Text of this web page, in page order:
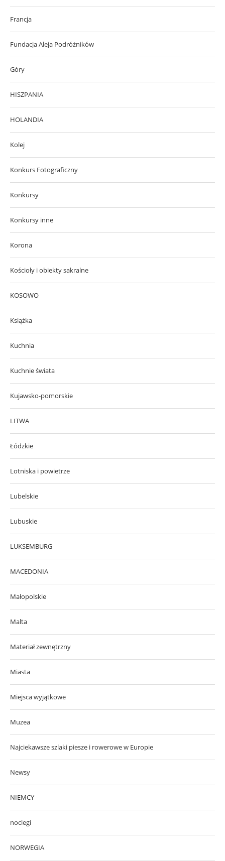
Francja
Fundacja Aleja Podróżników
Góry
HISZPANIA
HOLANDIA
Kolej
Konkurs Fotograficzny
Konkursy
Konkursy inne
Korona
Kościoły i obiekty sakralne
KOSOWO
Książka
Kuchnia
Kuchnie świata
Kujawsko-pomorskie
LITWA
Łódzkie
Lotniska i powietrze
Lubelskie
Lubuskie
LUKSEMBURG
MACEDONIA
Małopolskie
Malta
Materiał zewnętrzny
Miasta
Miejsca wyjątkowe
Muzea
Najciekawsze szlaki piesze i rowerowe w Europie
Newsy
NIEMCY
noclegi
NORWEGIA